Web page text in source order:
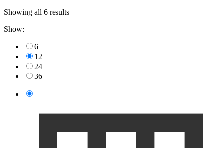
Showing all 6 results
Show:
6
12
24
36